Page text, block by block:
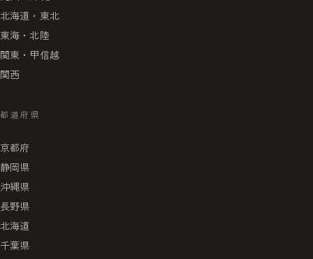
北海道・東北
東海・北陸
関東・甲信越
関西
都道府県
京都府
静岡県
沖縄県
長野県
北海道
千葉県